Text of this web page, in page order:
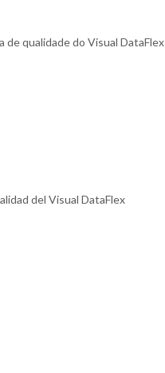
de qualidade do Visual DataFlex
del Visual DataFlex